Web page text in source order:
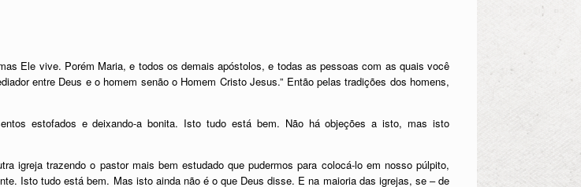
Ele vive. Porém Maria, e todos os demais apóstolos, e todas as pessoas com as quais você
entre Deus e o homem senão o Homem Cristo Jesus.” Então pelas tradições dos homens,
estofados e deixando-a bonita. Isto tudo está bem. Não há objeções a isto, mas isto
igreja trazendo o pastor mais bem estudado que pudermos para colocá-lo em nosso púlpito,
Isto tudo está bem. Mas isto ainda não é o que Deus disse. E na maioria das igrejas, se – de